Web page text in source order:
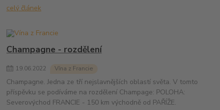
celý článek
Champagne - rozdělení
19.06.2022 Vína z Francie
Champagne. Jedna ze tří nejslavnějších oblastí světa. V tomto
příspěvku se podíváme na rozdělení Champage: POLOHA:
Severovýchod FRANCIE - 150 km východně od PAŘÍŽE.